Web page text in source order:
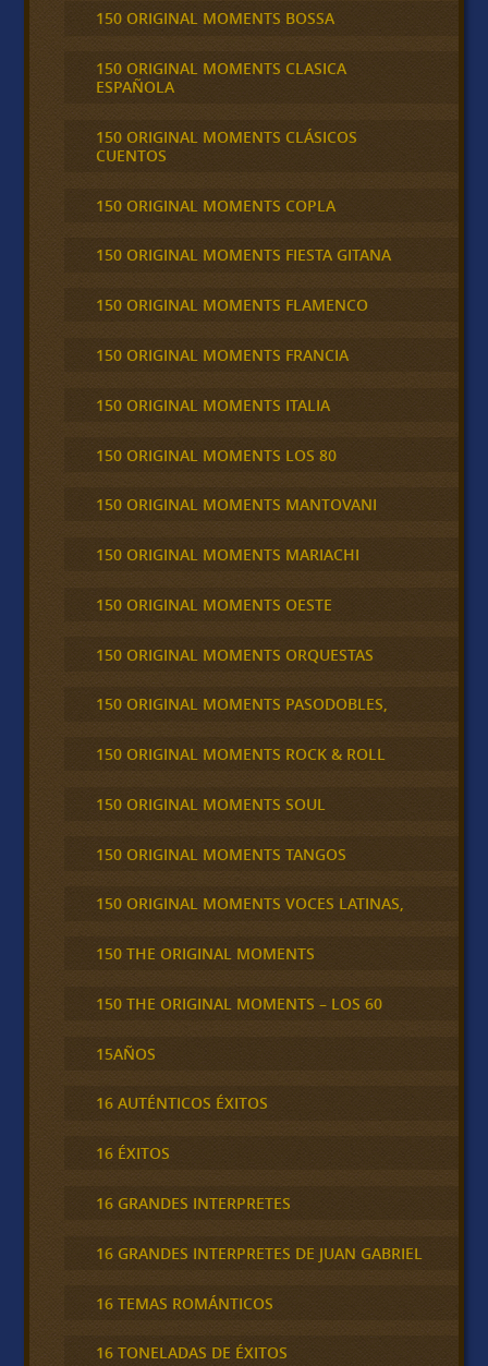
150 ORIGINAL MOMENTS BOSSA
150 ORIGINAL MOMENTS CLASICA
ESPAÑOLA
150 ORIGINAL MOMENTS CLÁSICOS
CUENTOS
150 ORIGINAL MOMENTS COPLA
150 ORIGINAL MOMENTS FIESTA GITANA
150 ORIGINAL MOMENTS FLAMENCO
150 ORIGINAL MOMENTS FRANCIA
150 ORIGINAL MOMENTS ITALIA
150 ORIGINAL MOMENTS LOS 80
150 ORIGINAL MOMENTS MANTOVANI
150 ORIGINAL MOMENTS MARIACHI
150 ORIGINAL MOMENTS OESTE
150 ORIGINAL MOMENTS ORQUESTAS
150 ORIGINAL MOMENTS PASODOBLES,
150 ORIGINAL MOMENTS ROCK & ROLL
150 ORIGINAL MOMENTS SOUL
150 ORIGINAL MOMENTS TANGOS
150 ORIGINAL MOMENTS VOCES LATINAS,
150 THE ORIGINAL MOMENTS
150 THE ORIGINAL MOMENTS – LOS 60
15AÑOS
16 AUTÉNTICOS ÉXITOS
16 ÉXITOS
16 GRANDES INTERPRETES
16 GRANDES INTERPRETES DE JUAN GABRIEL
16 TEMAS ROMÁNTICOS
16 TONELADAS DE ÉXITOS